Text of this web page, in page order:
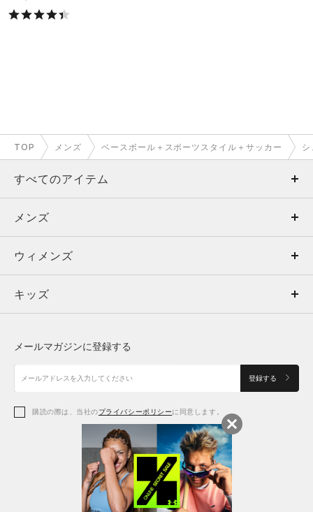
TOP メンズ ベースボール＋スポーツスタイル＋サッカー
すべてのアイテム
メンズ
ウィメンズ
キッズ
アクセサリー
メンズ
トップス
ボトムス
アクセサリー
ウィメンズ
トップス
シューズ
アクセサリー
レギンス＆タイツ
キッズ
シューズ
メールマガジンに登録する
登録する
購読の際は、当社のプライバシーポリシーに同意します。